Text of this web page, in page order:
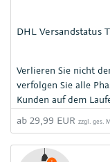
DHL Versandstatus
Verlieren Sie nicht
verfolgen Sie alle
Kunden auf dem
ab 29,99 EUR zzgl. ges.